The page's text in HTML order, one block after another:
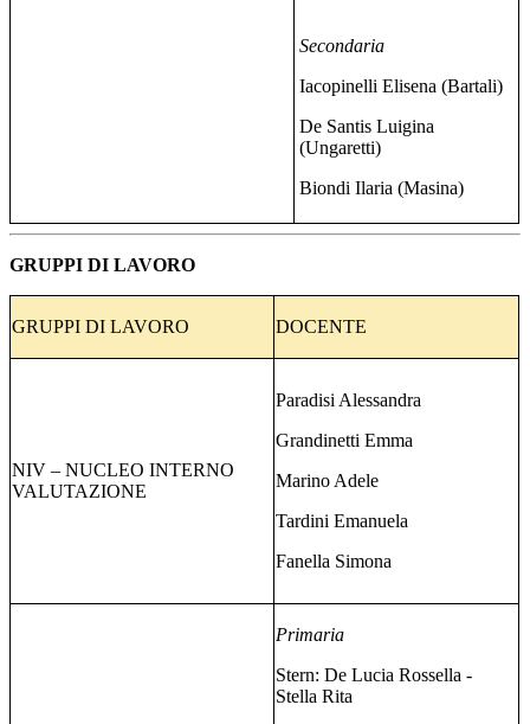
Secondaria
Iacopinelli Elisena (Bartali)
De Santis Luigina
(Ungaretti)
Biondi Ilaria (Masina)
GRUPPI DI LAVORO
GRUPPI DI LAVORO DOCENTE
NIV – NUCLEO INTERNO
VALUTAZIONE
Paradisi Alessandra
Grandinetti Emma
Marino Adele
Tardini Emanuela
Fanella Simona
Primaria
Stern: De Lucia Rossella -
Stella Rita